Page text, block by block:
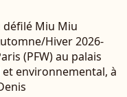
défilé Miu Miu
Hiver 2026-
(PFW) au palais
environnemental, à